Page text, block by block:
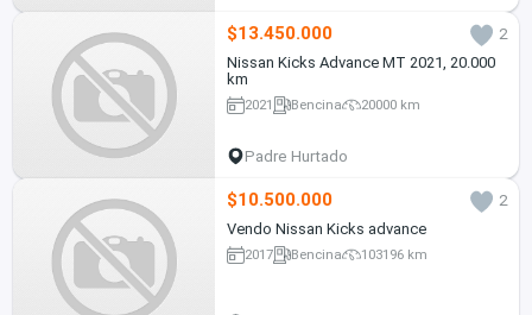
$13.450.000
2
Nissan Kicks Advance MT 2021, 20.000
km
2021 Bencina 20000 km
Padre Hurtado
$10.500.000
2
Vendo Nissan Kicks advance
2017 Bencina 103196 km